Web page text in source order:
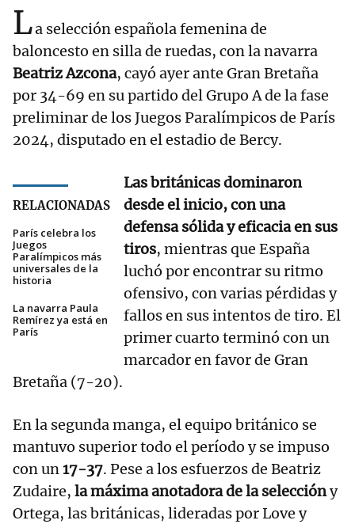
La selección española femenina de
baloncesto en silla de ruedas, con la navarra
Beatriz Azcona, cayó ayer ante Gran Bretaña
por 34-69 en su partido del Grupo A de la fase
preliminar de los Juegos Paralímpicos de París
2024, disputado en el estadio de Bercy.
RELACIONADAS
París celebra los
Juegos
Paralímpicos más
universales de la
historia
La navarra Paula
Remírez ya está en
París
Las británicas dominaron
desde el inicio, con una
defensa sólida y eficacia en sus
tiros, mientras que España
luchó por encontrar su ritmo
ofensivo, con varias pérdidas y
fallos en sus intentos de tiro. El
primer cuarto terminó con un
marcador en favor de Gran
Bretaña (7-20).
En la segunda manga, el equipo británico se
mantuvo superior todo el período y se impuso
con un17-37. Pese a los esfuerzos de Beatriz
Zudaire, la máxima anotadora de la seleccióny
Ortega, las británicas, lideradas por Love y